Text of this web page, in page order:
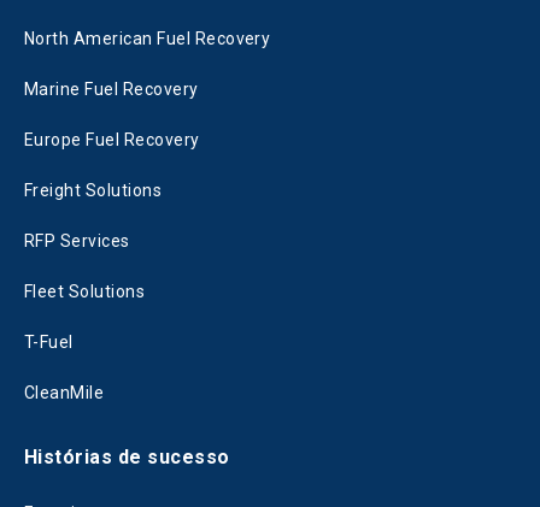
North American Fuel Recovery
Marine Fuel Recovery
Europe Fuel Recovery
Freight Solutions
RFP Services
Fleet Solutions
T-Fuel
CleanMile
Histórias de sucesso